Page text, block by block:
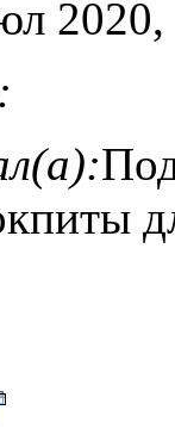
2020,